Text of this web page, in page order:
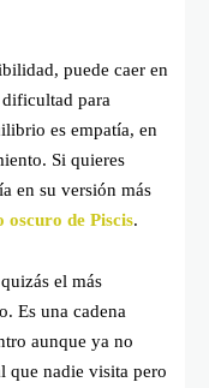
puede caer en
para
es empatía, en
Si quieres
en su versión más
oscuro de Piscis.
el más
Es una cadena
aunque ya no
que nadie visita pero